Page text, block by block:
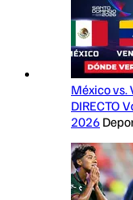
México vs.
DIRECTO
2026